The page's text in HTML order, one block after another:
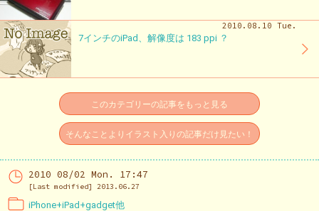
2010.08.10 Tue.
7インチのiPad、解像度は 183 ppi ？
このカテゴリーの記事をもっと見る
そんなことよりイラスト入りの記事だけ見たい！
2010 08/02 Mon. 17:47
[Last modified] 2013.06.27
iPhone+iPad+gadget他